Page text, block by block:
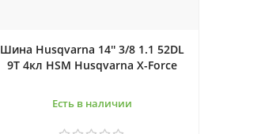
Шина Husqvarna 14'' 3/8 1.1 52DL
9T 4кл HSM Husqvarna X-Force
Есть в наличии